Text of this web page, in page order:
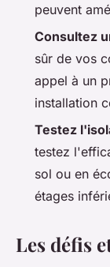
peuvent
Consultez
sûr de vos
appel à un
installation
Testez
testez
sol ou en
étages
Les défis